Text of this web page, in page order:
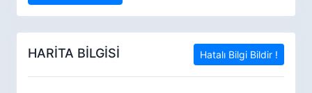
HARİTA BİLGİSİ Hatalı Bilgi Bildir !